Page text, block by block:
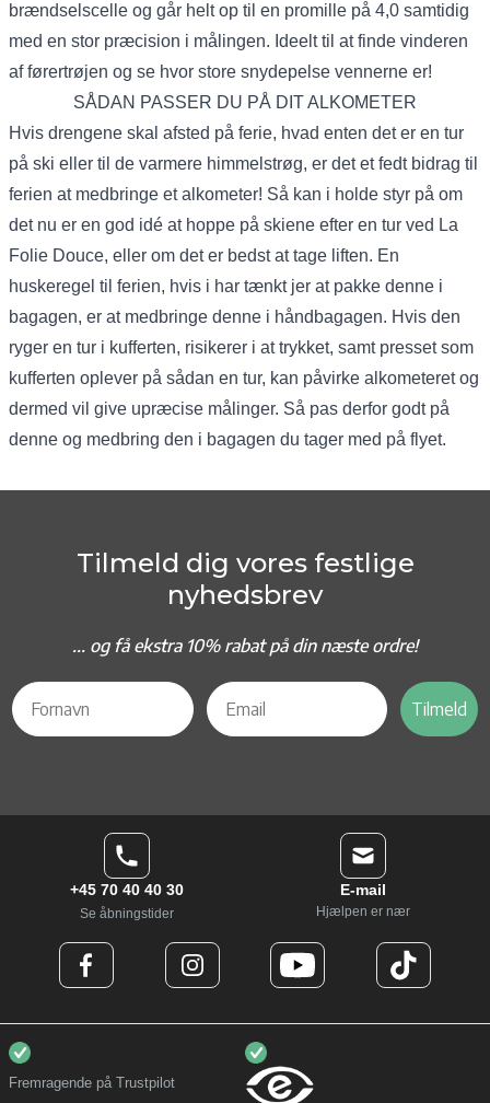
brændselscelle og går helt op til en promille på 4,0 samtidig
med en stor præcision i målingen. Ideelt til at finde vinderen
af førertrøjen og se hvor store snydepelse vennerne er!
SÅDAN PASSER DU PÅ DIT ALKOMETER
Hvis drengene skal afsted på ferie, hvad enten det er en tur
på ski eller til de varmere himmelstrøg, er det et fedt bidrag til
ferien at medbringe et alkometer! Så kan i holde styr på om
det nu er en god idé at hoppe på skiene efter en tur ved La
Folie Douce, eller om det er bedst at tage liften. En
huskeregel til ferien, hvis i har tænkt jer at pakke denne i
bagagen, er at medbringe denne i håndbagagen. Hvis den
ryger en tur i kufferten, risikerer i at trykket, samt presset som
kufferten oplever på sådan en tur, kan påvirke alkometeret og
dermed vil give upræcise målinger. Så pas derfor godt på
denne og medbring den i bagagen du tager med på flyet.
Tilmeld dig vores festlige
nyhedsbrev
... og få ekstra 10% rabat på din næste ordre!
Tilmeld
+45 70 40 40 30
Se åbningstider
E-mail
Hjælpen er nær
Fremragende på Trustpilot